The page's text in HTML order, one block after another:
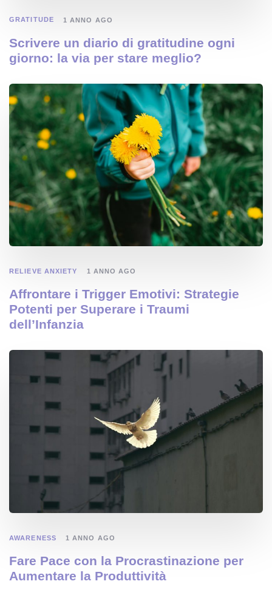
GRATITUDE 1 ANNO AGO
Scrivere un diario di gratitudine ogni
giorno: la via per stare meglio?
RELIEVE ANXIETY 1 ANNO AGO
Affrontare i Trigger Emotivi: Strategie
Potenti per Superare i Traumi
dell’Infanzia
AWARENESS 1 ANNO AGO
Fare Pace con la Procrastinazione per
Aumentare la Produttività